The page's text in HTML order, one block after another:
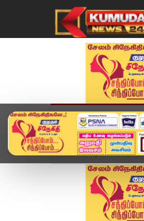
முகப்பு விளையாட்டு
Home வீடியோ ஸ்டோரி